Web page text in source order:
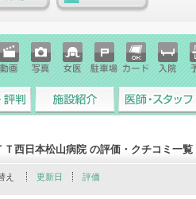
画 写真 女医 駐車場クレジ
ットカ
ード
入院
Ｔ西日本松山病院 の評価・クチコミ一覧
え 更新日 評価